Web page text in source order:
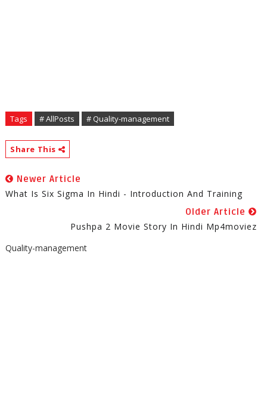
Tags # AllPosts # Quality-management
Share This
Newer Article
What Is Six Sigma In Hindi - Introduction And Training
Older Article
Pushpa 2 Movie Story In Hindi Mp4moviez
Quality-management